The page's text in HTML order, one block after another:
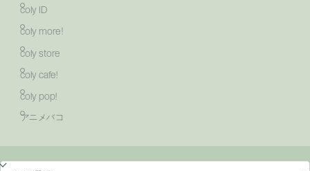
coly ID
coly more！
coly store
coly cafe!
coly pop!
アニメバコ